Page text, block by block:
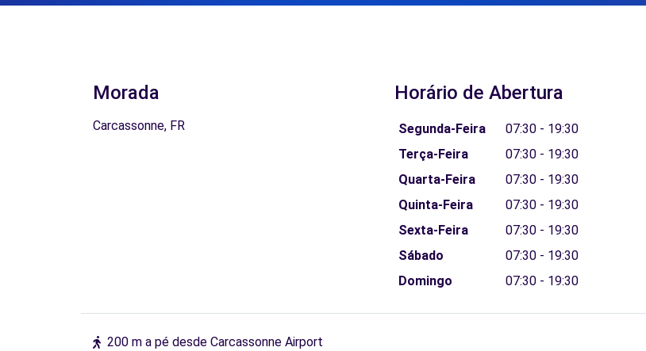
Morada
Carcassonne, FR
Horário de Abertura
Segunda-Feira
07:30 - 19:30
Terça-Feira
07:30 - 19:30
Quarta-Feira
07:30 - 19:30
Quinta-Feira
07:30 - 19:30
Sexta-Feira
07:30 - 19:30
Sábado
07:30 - 19:30
Domingo
07:30 - 19:30
200 m a pé desde Carcassonne Airport